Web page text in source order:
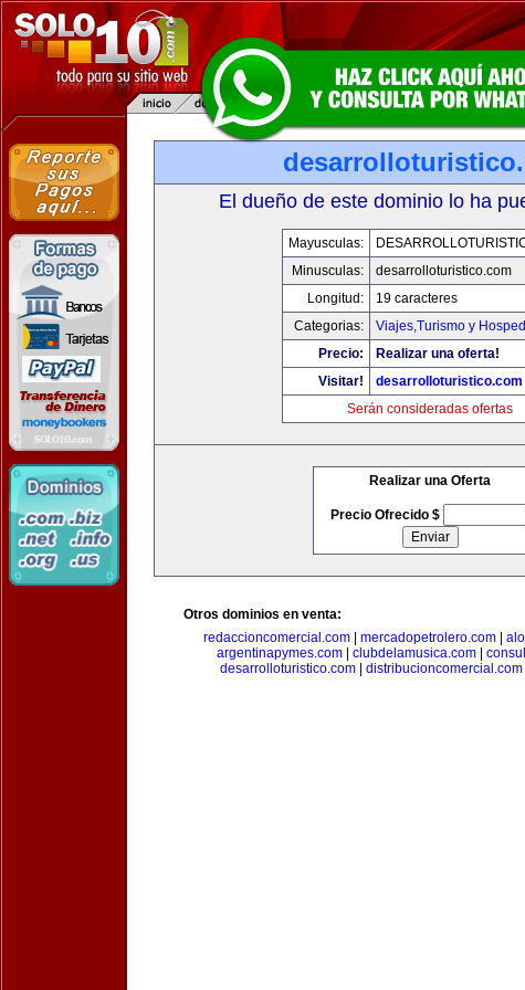
El dueño de este dominio lo ha
Mayusculas:
Minusculas:
desarrolloturistico.com
Longitud:
19 caracteres
Categorias:
Viajes,Turismo y
Precio:
Realizar una oferta!
Visitar!
desarrolloturistico.com
Serán consideradas ofertas
Realizar una Oferta
Precio Ofrecido $
Otros dominios en venta:
redaccioncomercial.com
mercadopetrolero.com
argentinapymes.com| clubdelamusica.com|
desarrolloturistico.com
distribucioncomercial.com